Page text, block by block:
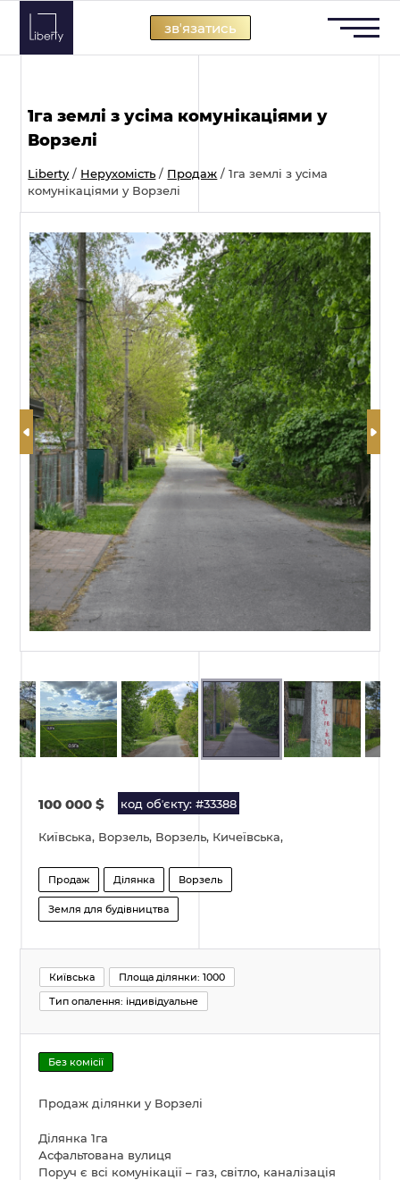
Skip
content
звʼязатись
1га землі з усіма комунікаціями у
Ворзелі
Liberty / Нерухомість / Продаж /1га землі з усіма
комунікаціями у Ворзелі
100 000 $ код обʼєкту: #33388
Київська, Ворзель, Ворзель, Кичеївська,
Продаж Ділянка Ворзель
Земля для будівництва
Київська
Площа ділянки: 1000
Тип опалення: індивідуальне
Без комісії
Продаж ділянки у Ворзелі
Ділянка 1га
Асфальтована вулиця
Поруч є всі комунікації – газ, світло, каналізація